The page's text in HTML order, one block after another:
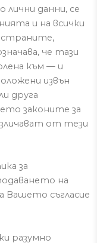
данни, се
и на всички
страните,
че тази
към — и
извън
друга
законите за
от тези
за
на
Вашето съгласие
разумно